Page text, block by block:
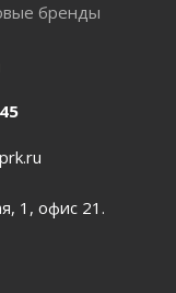
бренды
1, офис 21.